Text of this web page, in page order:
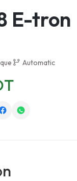
E-tron
Automatic